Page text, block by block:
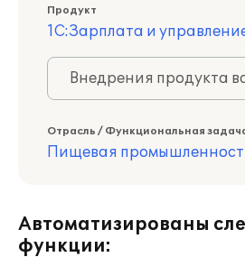
Продукт
1С:Зарплата и
Внедрения продукта
Отрасль / Функциональная
Пищевая
Автоматизированы
функции: